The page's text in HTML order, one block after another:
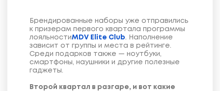
Брендированные наборы уже отправились
к призерам первого квартала программы
лояльностиMDV Elite Club. Наполнение
зависит от группы и места в рейтинге.
Среди подарков также — ноутбуки,
смартфоны, наушники и другие полезные
гаджеты.
Второй квартал в разгаре, и вот какие